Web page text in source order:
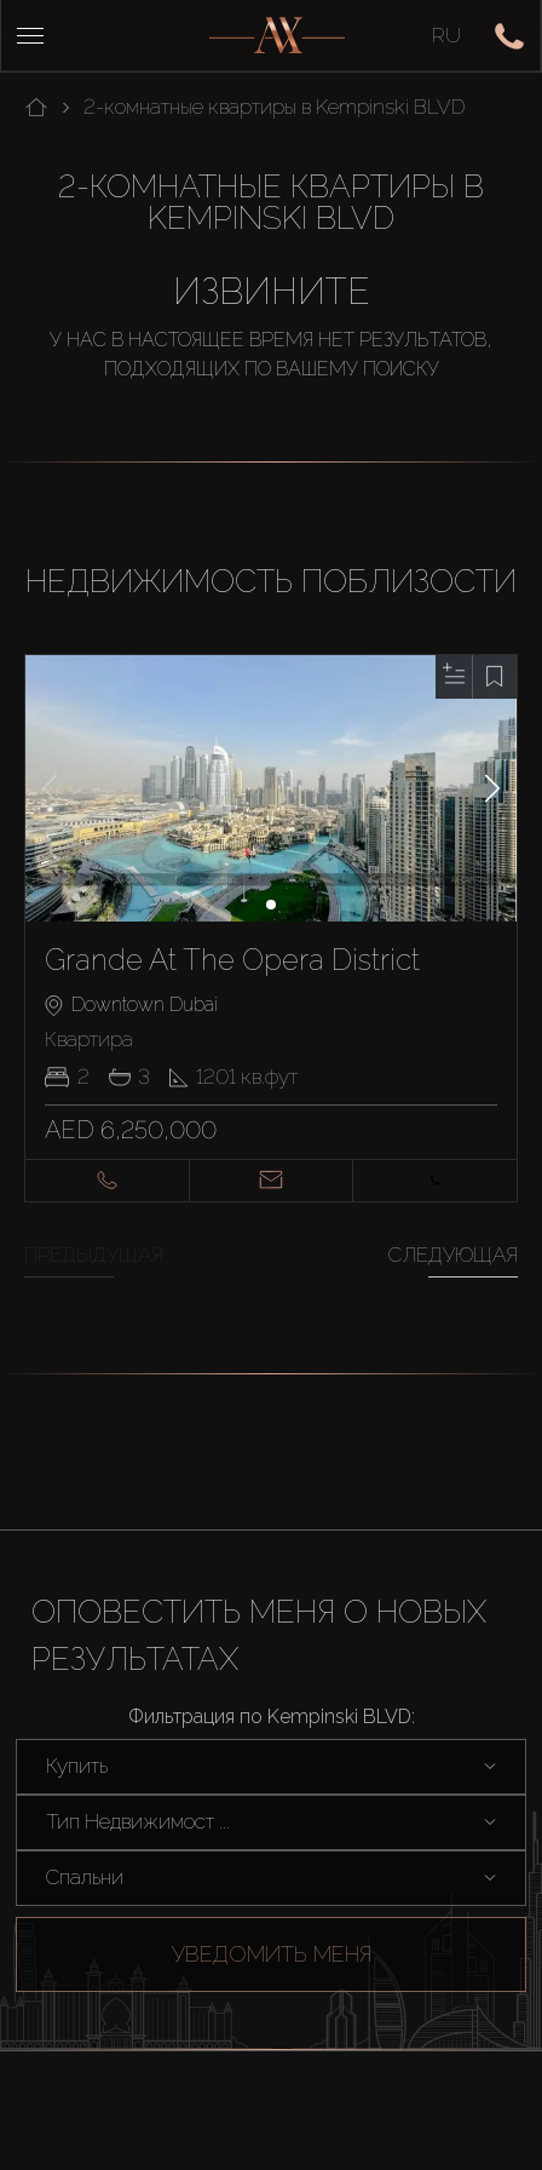
RU
2-комнатные квартиры в Kempinski BLVD
2-КОМНАТНЫЕ КВАРТИРЫ В
KEMPINSKI BLVD
ИЗВИНИТЕ
У НАС В НАСТОЯЩЕЕ ВРЕМЯ НЕТ РЕЗУЛЬТАТОВ,
ПОДХОДЯЩИХ ПО ВАШЕМУ ПОИСКУ
НЕДВИЖИМОСТЬ ПОБЛИЗОСТИ
Grande At The Opera District
Downtown Dubai
Квартира
2
3 1201 кв.фут
AED 6,250,000
СЛЕДУЮЩАЯ
ОПОВЕСТИТЬ МЕНЯ О НОВЫХ
РЕЗУЛЬТАТАХ
Фильтрация по Kempinski BLVD:
Купить
Тип Недвижимост ...
Спальни
УВЕДОМИТЬ МЕНЯ